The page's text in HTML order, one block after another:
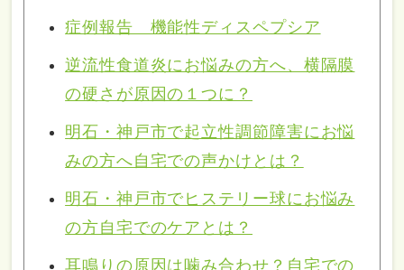
症例報告 機能性ディスペプシア
逆流性食道炎にお悩みの方へ、横隔膜
の硬さが原因の１つに？
明石・神戸市で起立性調節障害にお悩
みの方へ自宅での声かけとは？
明石・神戸市でヒステリー球にお悩み
の方自宅でのケアとは？
耳鳴りの原因は噛み合わせ？自宅での